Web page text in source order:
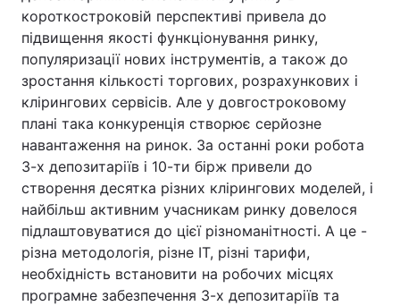
короткостроковій перспективі привела до
підвищення якості функціонування ринку,
популяризації нових інструментів, а також до
зростання кількості торгових, розрахункових і
клірингових сервісів. Але у довгостроковому
плані така конкуренція створює серйозне
навантаження на ринок. За останні роки робота
3-х депозитаріїв і 10-ти бірж привели до
створення десятка різних клірингових моделей, і
найбільш активним учасникам ринку довелося
підлаштовуватися до цієї різноманітності. А це -
різна методологія, різне ІТ, різні тарифи,
необхідність встановити на робочих місцях
програмне забезпечення 3-х депозитаріїв та